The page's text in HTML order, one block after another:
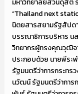
มหาวิทยาลัยสวนดุสิต
“Thailand next
นิตยสารสยามรัฐสัปด
บรรณาธิการบริหาร น
วิทยากรผู้ทรงคุณวุฒิจ
ประกอบด้วย นายพีระ
รัฐมนตรีว่าการกระท
นวัฒน์ รัฐมนตรีว่าการ